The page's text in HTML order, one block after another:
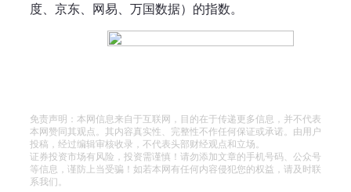
度、京东、网易、万国数据）的指数。
免责声明：本网信息来自于互联网，目的在于传递更多信息，并不代表
本网赞同其观点。其内容真实性、完整性不作任何保证或承诺。由用户
投稿，经过编辑审核收录，不代表头部财经观点和立场。
证券投资市场有风险，投资需谨慎！请勿添加文章的手机号码、公众号
等信息，谨防上当受骗！如若本网有任何内容侵犯您的权益，请及时联
系我们。